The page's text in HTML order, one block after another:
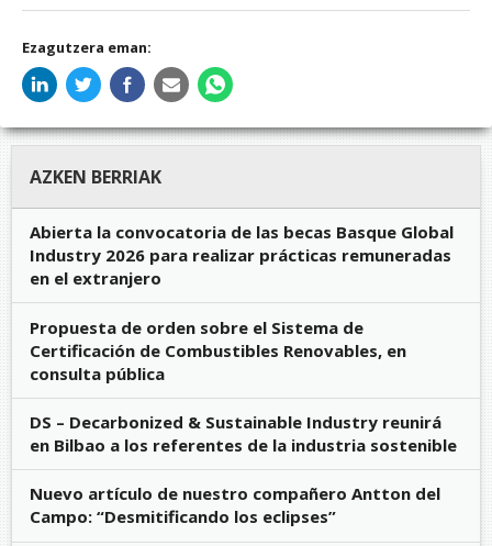
Ezagutzera eman:
AZKEN BERRIAK
Abierta la convocatoria de las becas Basque Global
Industry 2026 para realizar prácticas remuneradas
en el extranjero
Propuesta de orden sobre el Sistema de
Certificación de Combustibles Renovables, en
consulta pública
DS – Decarbonized & Sustainable Industry reunirá
en Bilbao a los referentes de la industria sostenible
Nuevo artículo de nuestro compañero Antton del
Campo: “Desmitificando los eclipses”